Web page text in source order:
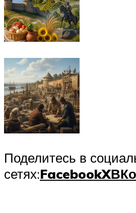
Поделитесь в
сетях:FacebookX